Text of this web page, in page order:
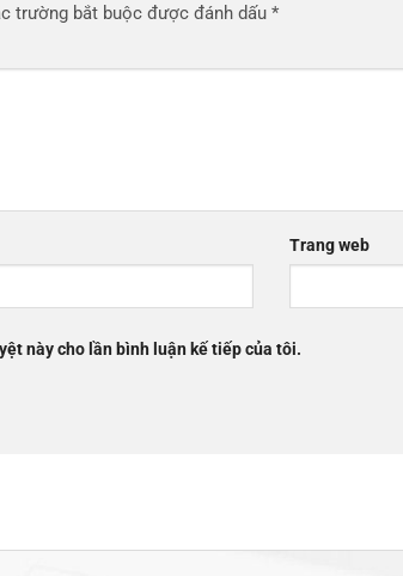
trường bắt buộc được đánh dấu *
Trang web
này cho lần bình luận kế tiếp của tôi.